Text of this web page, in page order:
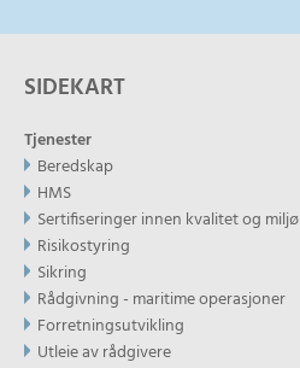
SIDEKART
Tjenester
Beredskap
HMS
Sertifiseringer innen kvalitet og miljø
Risikostyring
Sikring
Rådgivning - maritime operasjoner
Forretningsutvikling
Utleie av rådgivere